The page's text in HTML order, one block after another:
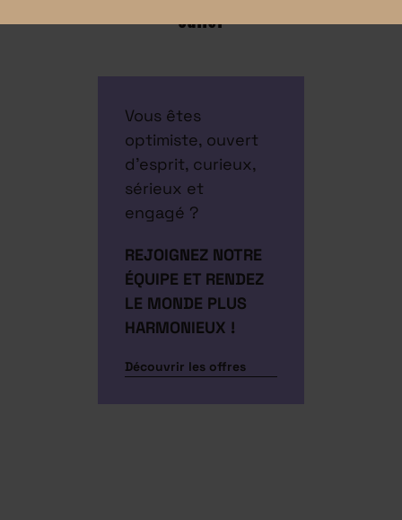
Juliet
Vous êtes
optimiste, ouvert
d’esprit, curieux,
sérieux et
engagé ?
REJOIGNEZ NOTRE
ÉQUIPE ET RENDEZ
LE MONDE PLUS
HARMONIEUX !
Découvrir les offres